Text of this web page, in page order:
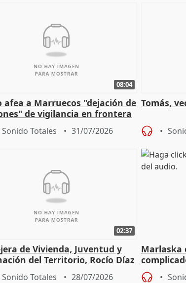
08:04
afea a Marruecos "dejación de
de vigilancia en frontera
Sonido Totales 31/07/2026
Tomás,
02:37
de Vivienda, Juventud y
del Territorio, Rocío Díaz
Sonido Totales 28/07/2026
Marlaska
durante